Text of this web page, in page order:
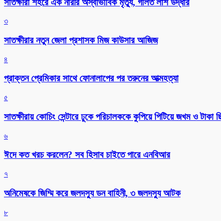
৩
সাতক্ষীরার নতুন জেলা প্রশাসক মিজ কাউসার আজিজ
৪
প্রাক্তন প্রেমিকার সাথে ফোনালাপের পর তরুনের আত্মহত্যা
৫
সাতক্ষীরায় কোচিং সেন্টারে ঢুকে পরিচালককে কুপিয়ে পিটিয়ে জখম ও টাকা
৬
ঈদে কত খরচ করলেন? সব হিসাব চাইতে পারে এনবিআর
৭
অনিমেষকে জিম্মি করে জলদস্যু ডন বাহিনী, ৩ জলদস্যু আটক
৮